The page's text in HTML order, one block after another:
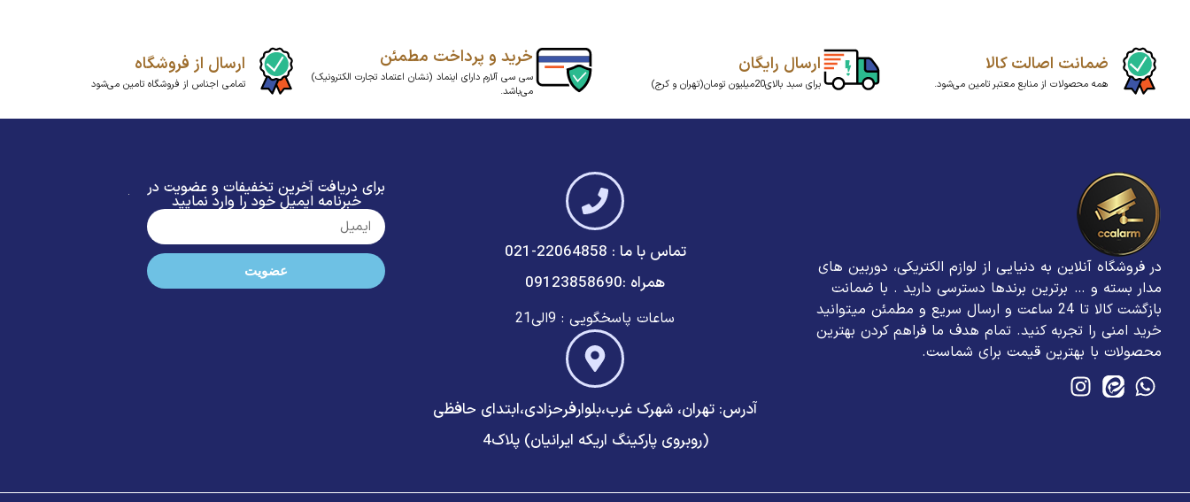
ضمانت اصالت کالا
همه محصولات از منابع معتبر تامین می‌شود.
ارسال رایگان
برای سبد بالای20میلیون تومان(تهران و کرج)
خرید و پرداخت مطمئن
سی سی آلارم دارای اینماد (نشان اعتماد تجارت الکترونیک)
می‌باشد.
ارسال از فروشگاه
تمامی اجناس از فروشگاه تامین می‌شود
در فروشگاه آنلاین به دنیایی از لوازم الکتریکی، دوربین های
مدار بسته و … برترین برند‌ها دسترسی دارید . با ضمانت
بازگشت کالا تا 24 ساعت و ارسال سریع و مطمئن میتوانید
خرید امنی را تجربه کنید. تمام هدف ما فراهم کردن بهترین
محصولات با بهترین قیمت برای شماست.
تماس با ما : 22064858-021
همراه :09123858690
ساعات پاسخگویی : 9الی21
آدرس: تهران، شهرک غرب،بلوارفرحزادی،ابتدای حافظی
(روبروی پارکینگ اریکه ایرانیان) پلاک4
برای دریافت آخرین تخفیفات و عضویت در
خبرنامه ایمیل خود را وارد نمایید
عضویت